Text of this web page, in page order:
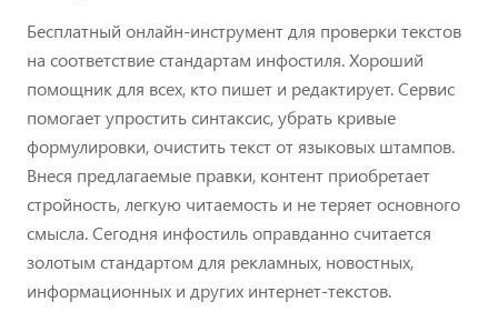
Бесплатный онлайн-инструмент для проверки текстов
на соответствие стандартам инфостиля. Хороший
помощник для всех, кто пишет и редактирует. Сервис
помогает упростить синтаксис, убрать кривые
формулировки, очистить текст от языковых штампов.
Внеся предлагаемые правки, контент приобретает
стройность, легкую читаемость и не теряет основного
смысла. Сегодня инфостиль оправданно считается
золотым стандартом для рекламных, новостных,
информационных и других интернет-текстов.